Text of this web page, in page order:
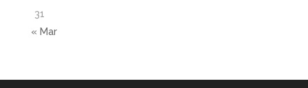
31
« Mar